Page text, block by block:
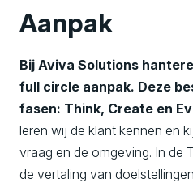
Aanpak
Bij Aviva Solutions
full circle aanpak. Deze
fasen: Think, Create en
leren wij de klant kennen en
vraag en de omgeving. In de
de vertaling van